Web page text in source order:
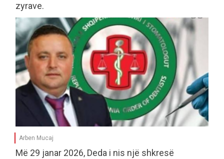
zyrave.
Arben Mucaj
Më 29 janar 2026, Deda i nis një shkresë